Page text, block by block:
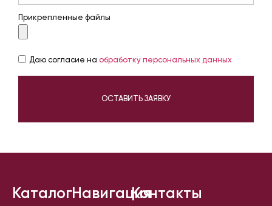
Прикрепленные файлы
Даю согласие на обработку персональных данных
ОСТАВИТЬ ЗАЯВКУ
КаталогНавигацияКонтакты